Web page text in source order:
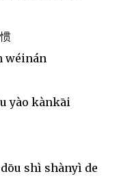
wéinán
yào kànkāi
shì shànyì de